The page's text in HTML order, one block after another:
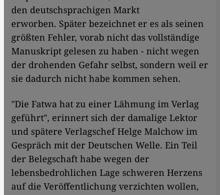
den deutschsprachigen Markt
erworben. Später bezeichnet er es als seinen
größten Fehler, vorab nicht das vollständige
Manuskript gelesen zu haben - nicht wegen
der drohenden Gefahr selbst, sondern weil er
sie dadurch nicht habe kommen sehen.
"Die Fatwa hat zu einer Lähmung im Verlag
geführt", erinnert sich der damalige Lektor
und spätere Verlagschef Helge Malchow im
Gespräch mit der Deutschen Welle. Ein Teil
der Belegschaft habe wegen der
lebensbedrohlichen Lage schweren Herzens
auf die Veröffentlichung verzichten wollen,